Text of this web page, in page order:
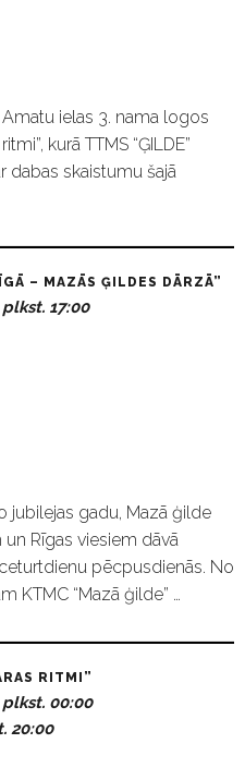
ielas 3. nama logos
kurā TTMS “ĢILDE”
dabas skaistumu šajā
– MAZĀS ĢILDES DĀRZĀ”
17:00
jubilejas gadu, Mazā ģilde
Rīgas viesiem dāvā
pēcpusdienās. No
KTMC “Mazā ģilde” …
RITMI”
00:00
20:00